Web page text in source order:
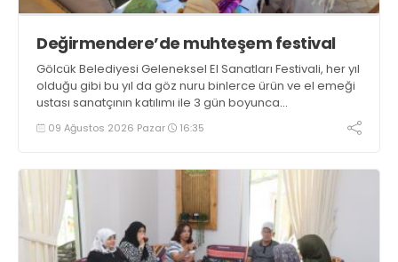
Değirmendere’de muhteşem festival
Gölcük Belediyesi Geleneksel El Sanatları Festivali, her yıl
olduğu gibi bu yıl da göz nuru binlerce ürün ve el emeği
ustası sanatçının katılımı ile 3 gün boyunca
Değirmendere İskele meydanında gerçekleştirildi
09 Ağustos 2026 Pazar 16:35